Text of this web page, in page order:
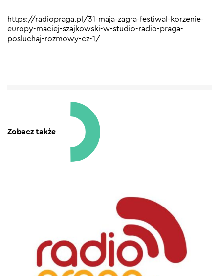
https://radiopraga.pl/31-maja-zagra-festiwal-korzenie-
europy-maciej-szajkowski-w-studio-radio-praga-
posluchaj-rozmowy-cz-1/
Zobacz także